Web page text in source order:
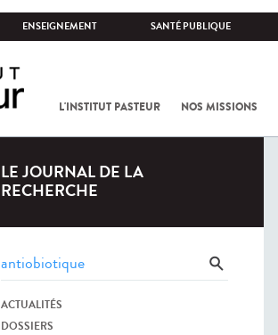
ENSEIGNEMENT SANTÉ PUBLIQUE
L'INSTITUT PASTEUR NOS MISSIONS
LE JOURNAL DE LA
RECHERCHE
ACTUALITÉS
DOSSIERS